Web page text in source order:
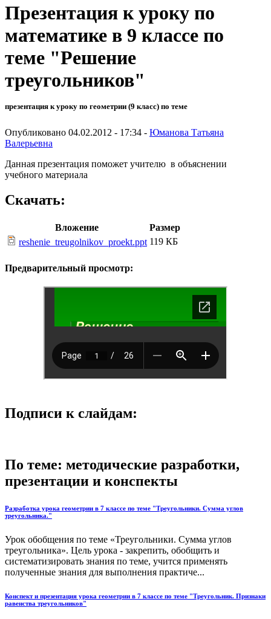
Презентация к уроку по
математике в 9 классе по
теме "Решение
треугольников"
презентация к уроку по геометрии (9 класс) по теме
Опубликовано 04.02.2012 - 17:34 - Юманова Татьяна
Валерьевна
Данная презентация поможет учителю в объяснении
учебного материала
Скачать:
Вложение
Размер
reshenie_treugolnikov_proekt.ppt 119 КБ
Предварительный просмотр:
Подписи к слайдам:
По теме: методические разработки,
презентации и конспекты
Разработка урока геометрии в 7 классе по теме "Треугольники. Сумма углов
треугольника."
Урок обобщения по теме «Треугольники. Сумма углов
треугольника». Цель урока - закрепить, обобщить и
систематизировать знания по теме, учится применять
полученные знания для выполнения практиче...
Конспект и презентация урока геометрии в 7 классе по теме "Треугольник. Признаки
равенства треугольников"